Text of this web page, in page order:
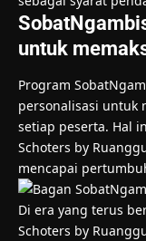
untuk
Program
personalisasi untuk
setiap peserta. Hal
Schoters by
mencapai
Di era yang terus
Schoters by